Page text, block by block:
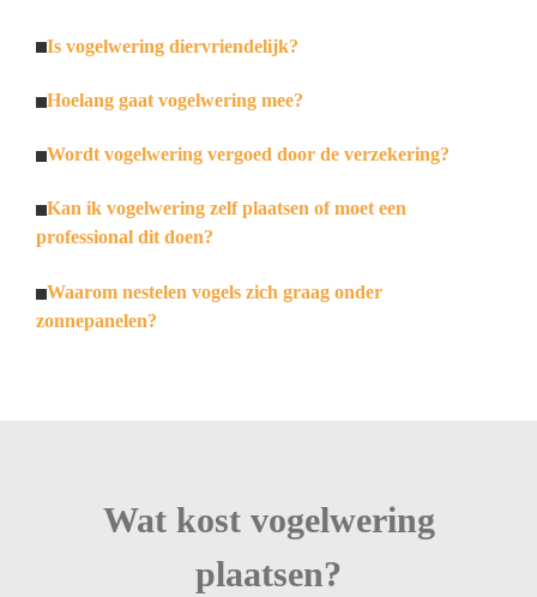
Is vogelwering diervriendelijk?
Hoelang gaat vogelwering mee?
Wordt vogelwering vergoed door de verzekering?
Kan ik vogelwering zelf plaatsen of moet een
professional dit doen?
Waarom nestelen vogels zich graag onder
zonnepanelen?
Wat kost vogelwering
plaatsen?